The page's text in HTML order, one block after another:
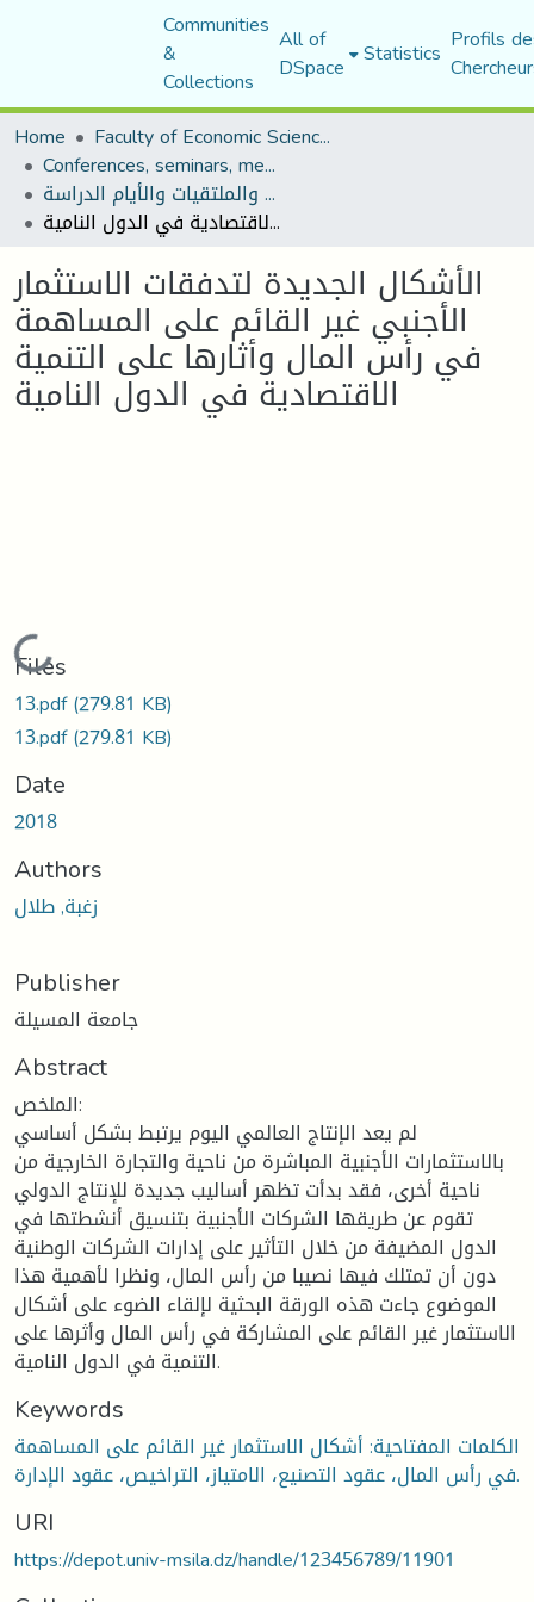
Communities
&
Collections
All of
DSpace Statistics Profils
Home
Faculty of Economic Sciences, Commerce and Management Sciences
Conferences, seminars, meetings, and study days
المؤتمرات والندوات والملتقيات والأيام الدراسة
الأشكال الجديدة لتدفقات الاستثمار الأجنبي غير القائم على المساهمة في رأس المال وأثارها على التنمية الاقتصادية في الدول النامية
الأشكال الجديدة لتدفقات الاستثمار
الأجنبي غير القائم على المساهمة
في رأس المال وأثارها على التنمية
الاقتصادية في الدول النامية
Loading...
Files
13.pdf(279.81 KB)
13.pdf(279.81 KB)
Date
2018
Authors
زغبة, طلال
Publisher
جامعة المسيلة
Abstract
الملخص:
لم يعد الإنتاج العالمي اليوم يرتبط بشكل أساسي
بالاستثمارات الأجنبية المباشرة من ناحية والتجارة الخارجية من
ناحية أخرى، فقد بدأت تظهر أساليب جديدة للإنتاج الدولي
تقوم عن طريقها الشركات الأجنبية بتنسيق أنشطتها في
الدول المضيفة من خلال التأثير على إدارات الشركات الوطنية
دون أن تمتلك فيها نصيبا من رأس المال، ونظرا لأهمية هذا
الموضوع جاءت هذه الورقة البحثية لإلقاء الضوء على أشكال
الاستثمار غير القائم على المشاركة في رأس المال وأثرها على
التنمية في الدول النامية.
Keywords
الكلمات المفتاحية: أشكال الاستثمار غير القائم على المساهمة
في رأس المال، عقود التصنيع، الامتياز، التراخيص، عقود الإدارة.
URI
https://depot.univ-msila.dz/handle/123456789/11901